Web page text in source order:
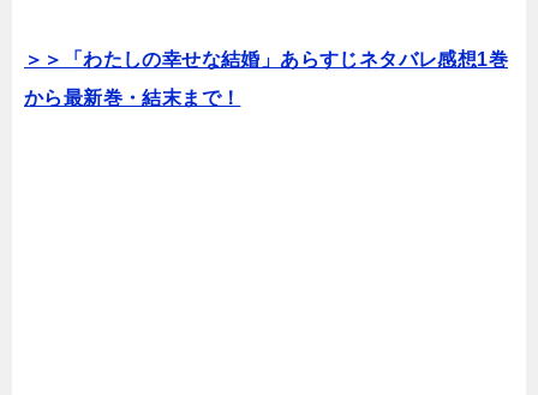
＞＞「わたしの幸せな結婚」あらすじネタバレ感想1巻
から最新巻・結末まで！